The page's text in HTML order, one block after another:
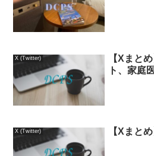
X (Twitter)
【Xまと
ト、家庭
X (Twitter) 【Xまと